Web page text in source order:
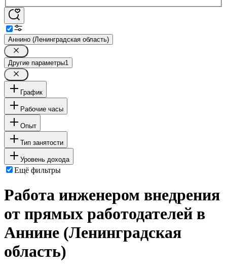
Аннино (Ленинградская область)
Другие параметры1
График
Рабочие часы
Опыт
Тип занятости
Уровень дохода
Ещё фильтры
Работа инженером внедрения
от прямых работодателей в
Аннине (Ленинградская
область)